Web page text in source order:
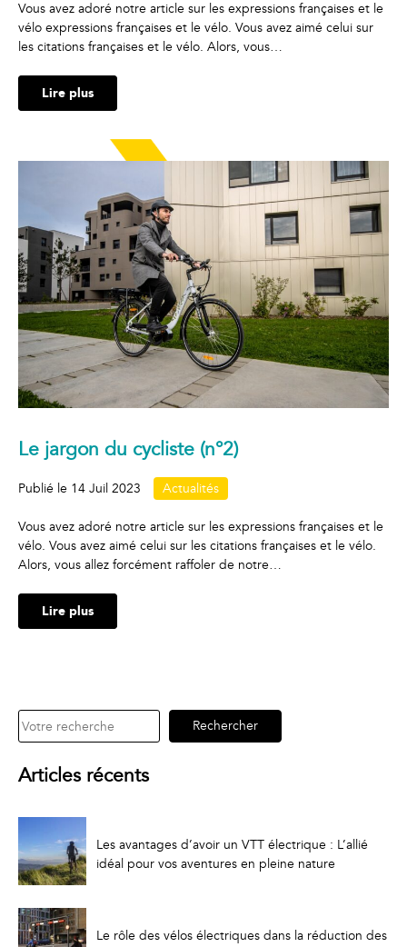
Vous avez adoré notre article sur les expressions françaises et le
vélo expressions françaises et le vélo. Vous avez aimé celui sur
les citations françaises et le vélo. Alors, vous…
Lire plus
Le jargon du cycliste (n°2)
Publié le 14 Juil 2023 Actualités
Vous avez adoré notre article sur les expressions françaises et le
vélo. Vous avez aimé celui sur les citations françaises et le vélo.
Alors, vous allez forcément raffoler de notre…
Lire plus
Rechercher Rechercher
Articles récents
Les avantages d’avoir un VTT électrique : L’allié
idéal pour vos aventures en pleine nature
Le rôle des vélos électriques dans la réduction des